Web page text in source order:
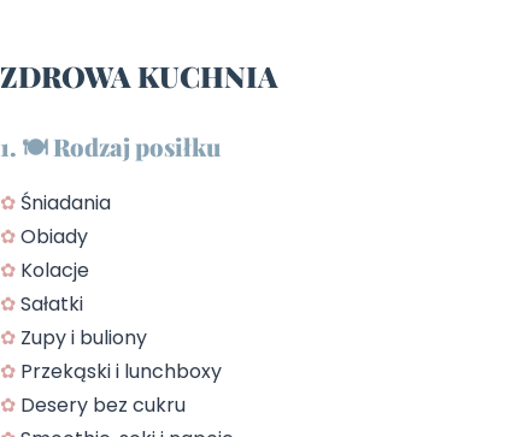
ZDROWA KUCHNIA
1. 🍽️ Rodzaj posiłku
✿ Śniadania
✿Obiady
✿ Kolacje
✿Sałatki
✿ Zupy i buliony
✿ Przekąski i lunchboxy
✿ Desery bez cukru